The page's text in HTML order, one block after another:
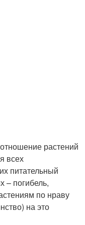
растений
всех
питательный
– погибель,
по нраву
на это